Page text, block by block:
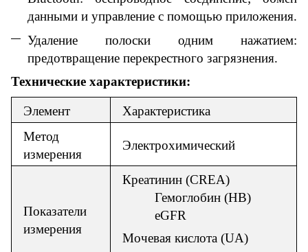
данными и управление с помощью приложения.
Удаление полоски одним нажатием:
предотвращение перекрестного загрязнения.
Технические характеристики:
Элемент
Характеристика
Метод
измерения
Электрохимический
Показатели
измерения
Креатинин (CREA)
Гемоглобин (HB)
eGFR
Мочевая кислота (UA)